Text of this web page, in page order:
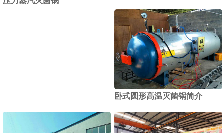
卧式圆形高温灭菌锅简介